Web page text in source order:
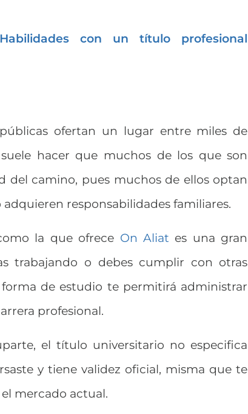
Habilidades con un título profesional
ofertan un lugar entre miles de
hacer que muchos de los que son
del camino, pues muchos de ellos optan
responsabilidades familiares.
la que ofrece On Aliat es una gran
trabajando o debes cumplir con otras
forma de estudio te permitirá administrar
profesional.
el título universitario no especifica
y tiene validez oficial, misma que te
mercado actual.